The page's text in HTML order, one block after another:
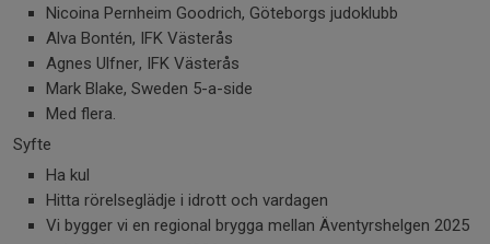
Nicoina Pernheim Goodrich, Göteborgs judoklubb
Alva Bontén, IFK Västerås
Agnes Ulfner, IFK Västerås
Mark Blake, Sweden 5-a-side
Med flera.
Syfte
Ha kul
Hitta rörelseglädje i idrott och vardagen
Vi bygger vi en regional brygga mellan Äventyrshelgen 2025